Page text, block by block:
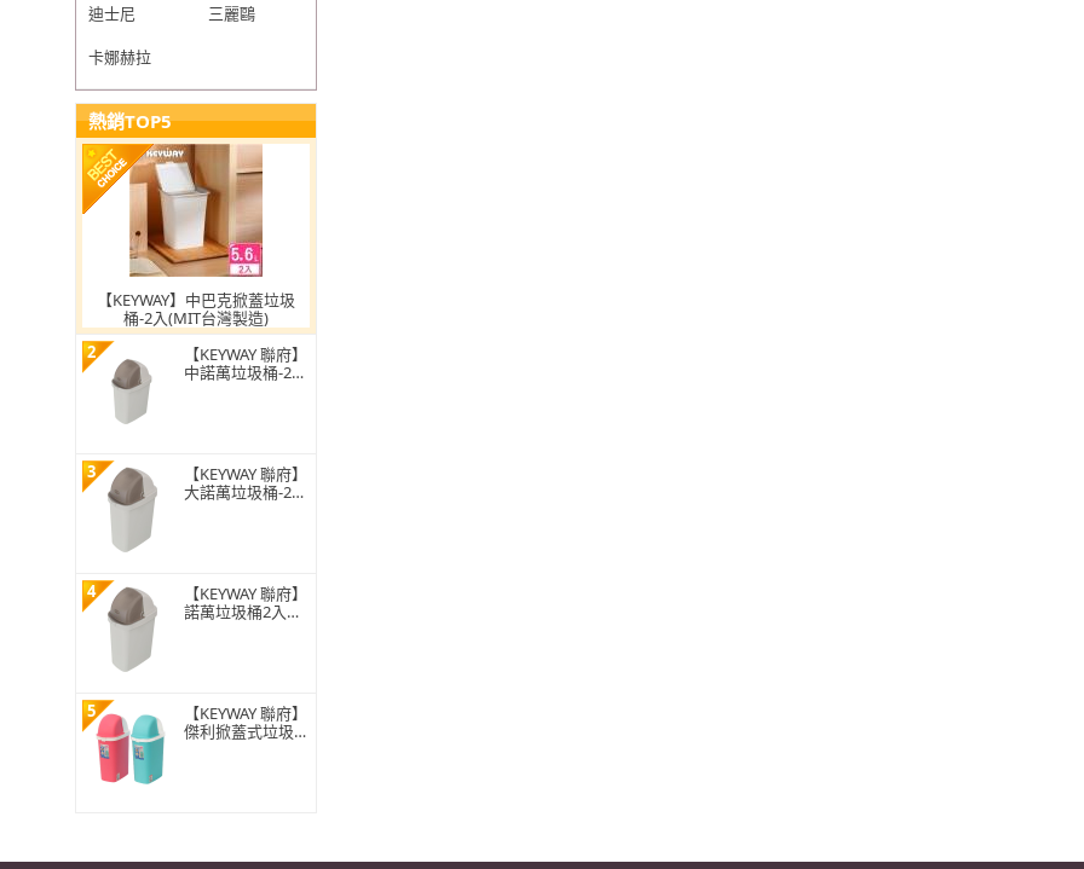
迪士尼
三麗鷗
卡娜赫拉
熱銷TOP5
【KEYWAY】中巴克掀蓋垃圾
桶-2入(MIT台灣製造)
2
【KEYWAY 聯府】
中諾萬垃圾桶-2入
3
【KEYWAY 聯府】
大諾萬垃圾桶-2入
4
【KEYWAY 聯府】
諾萬垃圾桶2入組-
5
【KEYWAY 聯府】
傑利掀蓋式垃圾桶